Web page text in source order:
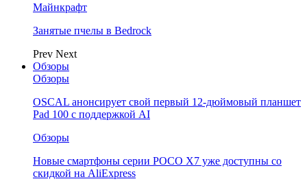
Майнкрафт
Занятые пчелы в Bedrock
Prev Next
Обзоры
Обзоры
OSCAL анонсирует свой первый 12-дюймовый планшет
Pad 100 с поддержкой AI
Обзоры
Новые смартфоны серии POCO X7 уже доступны со
скидкой на AliExpress